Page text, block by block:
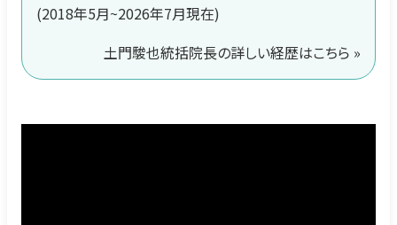
(2018年5月~2026年7月現在)
土門駿也統括院長の詳しい経歴はこちら »